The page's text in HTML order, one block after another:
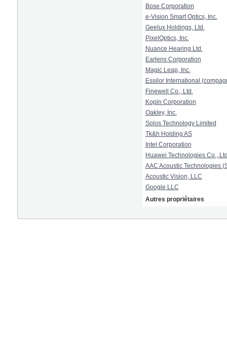
Bose Corporation
e-Vision Smart Optics, Inc.
Geelux Holdings, Ltd.
PixelOptics, Inc.
Nuance Hearing Ltd.
Earlens Corporation
Magic Leap, Inc.
Essilor International
Finewell Co., Ltd.
Kopin Corporation
Oakley, Inc.
Solos Technology Limited
Tk&h Holding AS
Intel Corporation
Huawei Technologies Co.,
AAC Acoustic Technologies
Acoustic Vision, LLC
Google LLC
Autres propriétaires